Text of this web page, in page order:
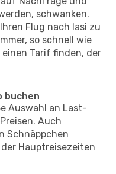
schwanken.
Flug nach Iasi zu
so schnell wie
Tarif finden, der
buchen
Auswahl an Last-
Auch
Schnäppchen
Hauptreisezeiten